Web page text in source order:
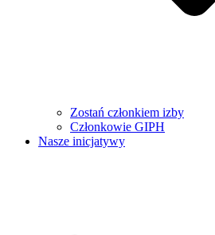
Zostań członkiem izby
Członkowie GIPH
Nasze inicjatywy